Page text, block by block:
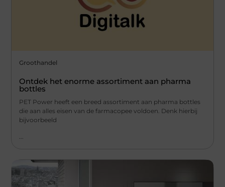
Groothandel
Ontdek het enorme assortiment aan pharma
bottles
PET Power heeft een breed assortiment aan pharma bottles
die aan alles eisen van de farmacopee voldoen. Denk hierbij
bijvoorbeeld